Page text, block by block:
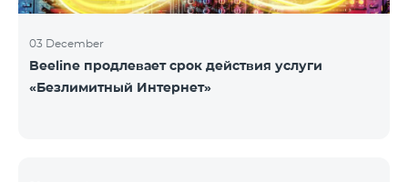
03 December
Beeline продлевает срок действия услуги
«Безлимитный Интернет»